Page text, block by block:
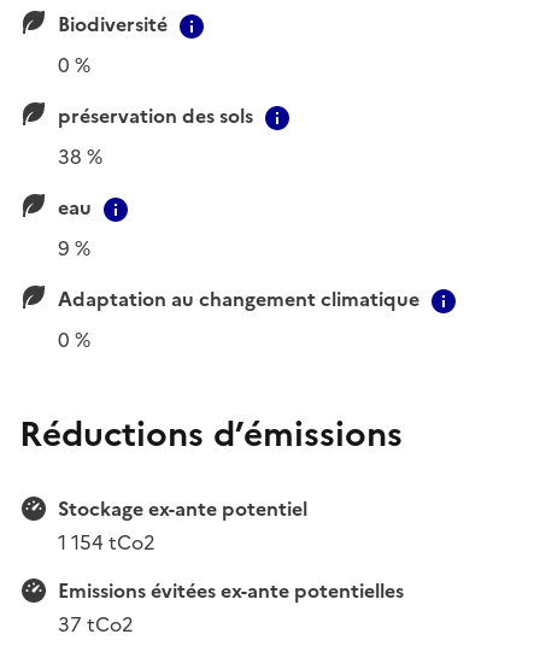
Biodiversité
0 %
préservation des sols
38 %
eau
9 %
Adaptation au changement climatique
0 %
Réductions d’émissions
Stockage ex-ante potentiel
1 154 tCo2
Emissions évitées ex-ante potentielles
37 tCo2